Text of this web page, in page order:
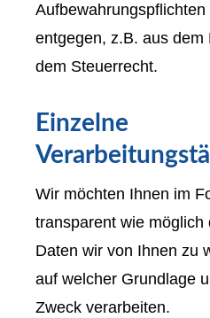
entgegen, z.B. aus dem
dem Steuerrecht.
Einzelne
Wir möchten Ihnen im
transparent wie möglich
Daten wir von Ihnen zu
auf welcher Grundlage
Zweck verarbeiten.